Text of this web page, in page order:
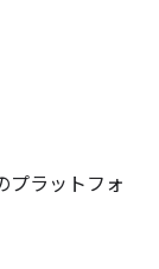
プラットフォ